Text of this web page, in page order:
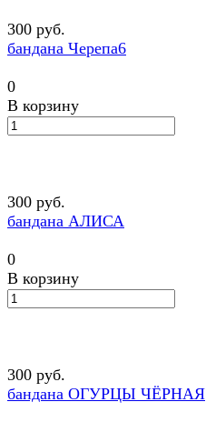
300 руб.
бандана Черепа6
0
В корзину
300 руб.
бандана АЛИСА
0
В корзину
300 руб.
бандана ОГУРЦЫ ЧЁРНАЯ